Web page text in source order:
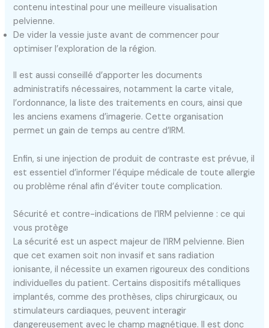
contenu intestinal pour une meilleure visualisation
pelvienne.
De vider la vessie juste avant de commencer pour
optimiser l’exploration de la région.
Il est aussi conseillé d’apporter les documents
administratifs nécessaires, notamment la carte vitale,
l’ordonnance, la liste des traitements en cours, ainsi que
les anciens examens d’imagerie. Cette organisation
permet un gain de temps au centre d’IRM.
Enfin, si une injection de produit de contraste est prévue, il
est essentiel d’informer l’équipe médicale de toute allergie
ou problème rénal afin d’éviter toute complication.
Sécurité et contre-indications de l’IRM pelvienne : ce qui
vous protège
La sécurité est un aspect majeur de l’IRM pelvienne. Bien
que cet examen soit non invasif et sans radiation
ionisante, il nécessite un examen rigoureux des conditions
individuelles du patient. Certains dispositifs métalliques
implantés, comme des prothèses, clips chirurgicaux, ou
stimulateurs cardiaques, peuvent interagir
dangereusement avec le champ magnétique. Il est donc